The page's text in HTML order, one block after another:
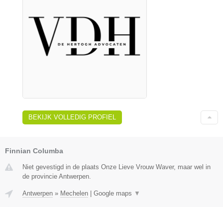
BEKIJK VOLLEDIG PROFIEL
Finnian Columba
Niet gevestigd in de plaats Onze Lieve Vrouw Waver, maar wel in
de provincie Antwerpen.
Antwerpen » Mechelen | Google maps ▼